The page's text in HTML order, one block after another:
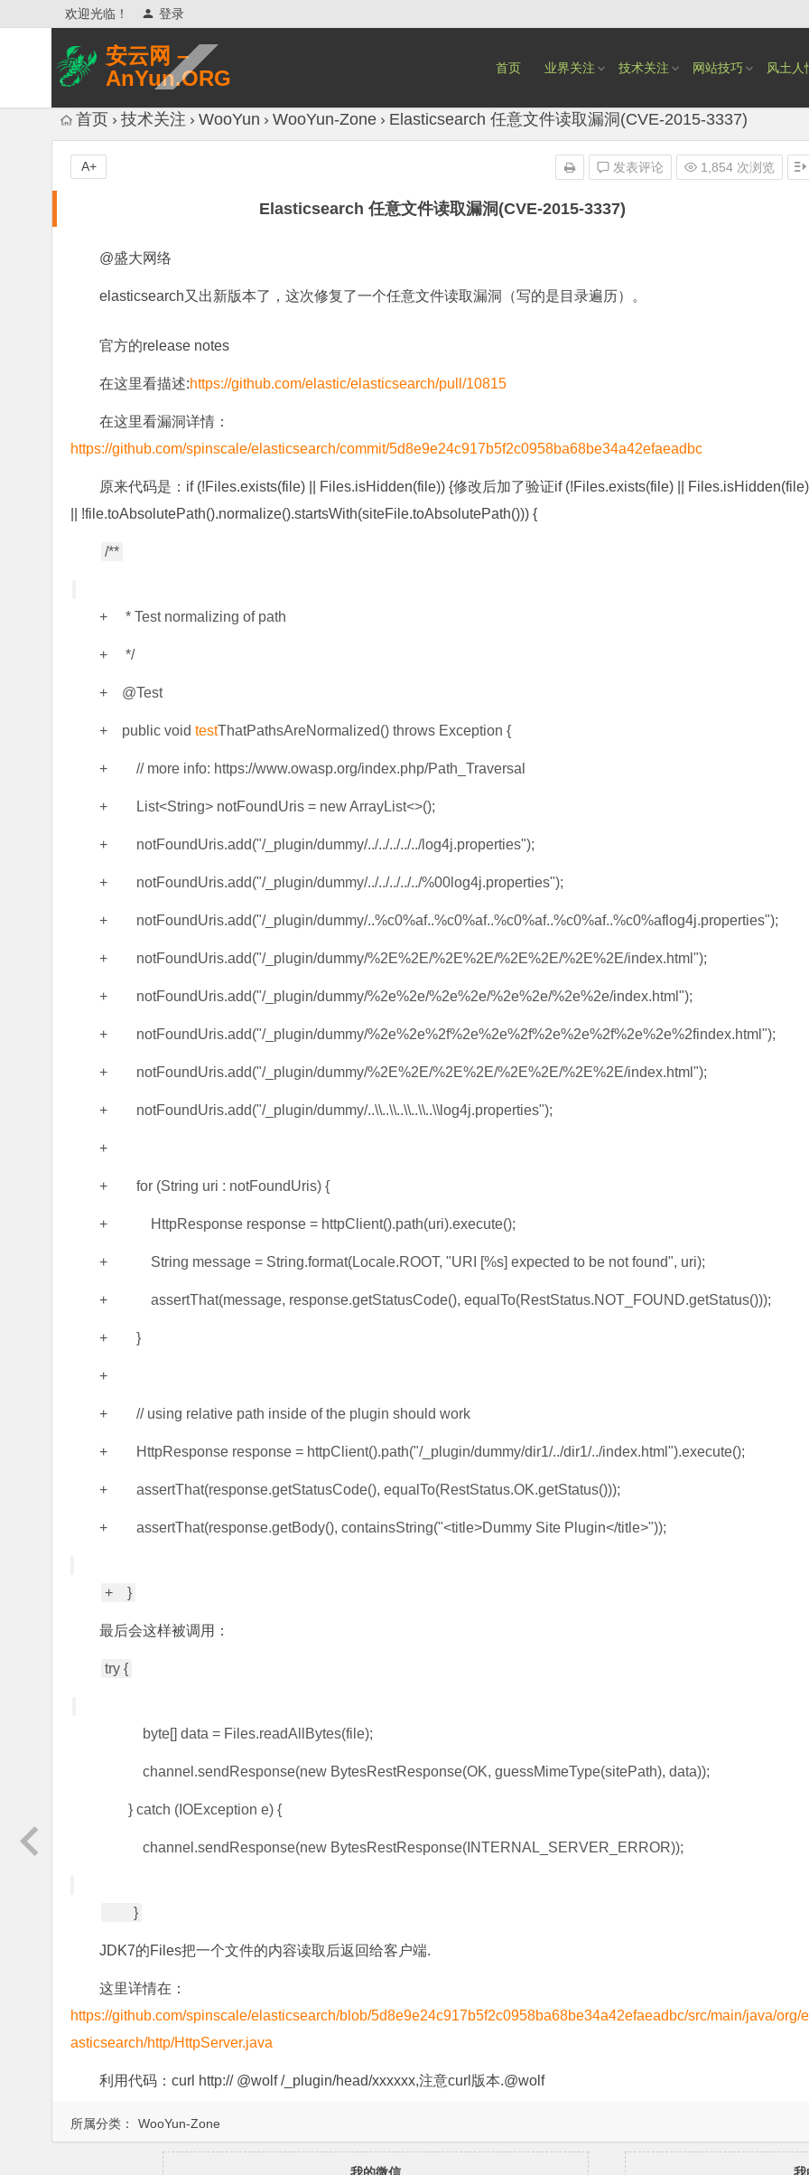
欢迎光临！ 登录
安云网 –
AnYun.ORG
网络安全研究、网络各种猎奇八卦。
首页 业界关注 技术关注 网站技巧 风土人
首页 技术关注 WooYun WooYun-Zone Elasticsearch 任意文件读取漏洞(CVE-2015-3337)
Elasticsearch 任意文件读取漏洞(CVE-2015-3337)
发表评论 1,854 次浏览
A+
所属分类： WooYun-Zone
@盛大网络
elasticsearch又出新版本了，这次修复了一个任意文件读取漏洞（写的是目录遍历）。
官方的release notes
在这里看描述:https://github.com/elastic/elasticsearch/pull/10815
在这里看漏洞详情：
https://github.com/spinscale/elasticsearch/commit/5d8e9e24c917b5f2c0958ba68be34a42efaeadbc
原来代码是：if (!Files.exists(file) || Files.isHidden(file)) {修改后加了验证if (!Files.exists(file) || Files.isHidden(file)
|| !file.toAbsolutePath().normalize().startsWith(siteFile.toAbsolutePath())) {
/**
+ * Test normalizing of path
+ */
+ @Test
+ public void testThatPathsAreNormalized() throws Exception {
+ // more info: https://www.owasp.org/index.php/Path_Traversal
+ List<String> notFoundUris = new ArrayList<>();
+ notFoundUris.add("/_plugin/dummy/../../../../../log4j.properties");
+ notFoundUris.add("/_plugin/dummy/../../../../../%00log4j.properties");
+ notFoundUris.add("/_plugin/dummy/..%c0%af..%c0%af..%c0%af..%c0%af..%c0%aflog4j.properties");
+ notFoundUris.add("/_plugin/dummy/%2E%2E/%2E%2E/%2E%2E/%2E%2E/index.html");
+ notFoundUris.add("/_plugin/dummy/%2e%2e/%2e%2e/%2e%2e/%2e%2e/index.html");
+ notFoundUris.add("/_plugin/dummy/%2e%2e%2f%2e%2e%2f%2e%2e%2f%2e%2e%2findex.html");
+ notFoundUris.add("/_plugin/dummy/%2E%2E/%2E%2E/%2E%2E/%2E%2E/index.html");
+ notFoundUris.add("/_plugin/dummy/..\\..\\..\\..\\..\\log4j.properties");
+
+ for (String uri : notFoundUris) {
+ HttpResponse response = httpClient().path(uri).execute();
+ String message = String.format(Locale.ROOT, "URI [%s] expected to be not found", uri);
+ assertThat(message, response.getStatusCode(), equalTo(RestStatus.NOT_FOUND.getStatus()));
+ }
+
+ // using relative path inside of the plugin should work
+ HttpResponse response = httpClient().path("/_plugin/dummy/dir1/../dir1/../index.html").execute();
+ assertThat(response.getStatusCode(), equalTo(RestStatus.OK.getStatus()));
+ assertThat(response.getBody(), containsString("<title>Dummy Site Plugin</title>"));
+ }
最后会这样被调用：
try {
byte[] data = Files.readAllBytes(file);
channel.sendResponse(new BytesRestResponse(OK, guessMimeType(sitePath), data));
} catch (IOException e) {
channel.sendResponse(new BytesRestResponse(INTERNAL_SERVER_ERROR));
}
JDK7的Files把一个文件的内容读取后返回给客户端.
这里详情在：
https://github.com/spinscale/elasticsearch/blob/5d8e9e24c917b5f2c0958ba68be34a42efaeadbc/src/main/java/org/
asticsearch/http/HttpServer.java
利用代码：curl http:// @wolf /_plugin/head/xxxxxx,注意curl版本.@wolf